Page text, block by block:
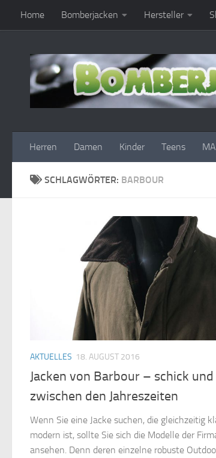
Zum Inhalt springen
Home Bomberjacken Hersteller
Herren Damen Kinder Teens
SCHLAGWÖRTER: BARBOUR
AKTUELLES 18. AUGUST 2016
Jacken von Barbour – schick
zwischen den Jahreszeiten
Wenn Sie eine Jacke suchen, die gleichzeitig
modern ist, sollte Sie sich die Modelle der
ansehen. Denn deren einzelne robuste